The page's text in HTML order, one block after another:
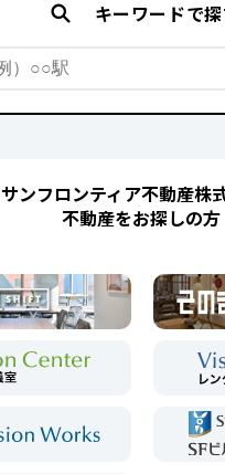
キーワードで
サンフロンティア不動産株
不動産をお探しの方